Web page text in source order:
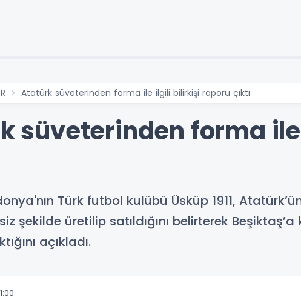
Atatürk süveterinden forma ile ilgili bilirkişi raporu çıktı
süveterinden forma
Türk futbol kulübü Üsküp 1911,
şekilde üretilip satıldığını belirterek
açıkladı.